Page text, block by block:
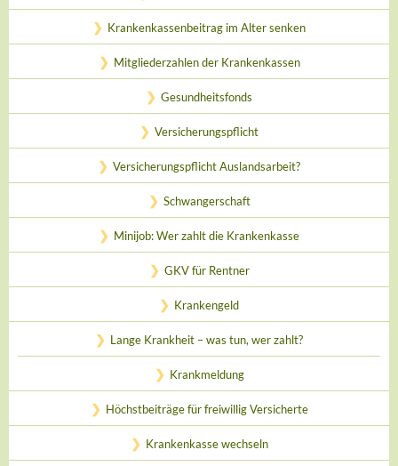
Krankenkassenbeitrag im Alter senken
Mitgliederzahlen der Krankenkassen
Gesundheitsfonds
Versicherungspflicht
Versicherungspflicht Auslandsarbeit?
Schwangerschaft
Minijob: Wer zahlt die Krankenkasse
GKV für Rentner
Krankengeld
Lange Krankheit – was tun, wer zahlt?
Krankmeldung
Höchstbeiträge für freiwillig Versicherte
Krankenkasse wechseln